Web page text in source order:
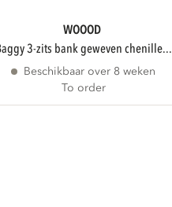
WOOOD
baggy 3-zits bank geweven chenille...
Beschikbaar over 8 weken
To order